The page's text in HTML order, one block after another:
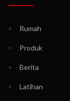
> Rumah
> Produk
> Berita
> Latihan